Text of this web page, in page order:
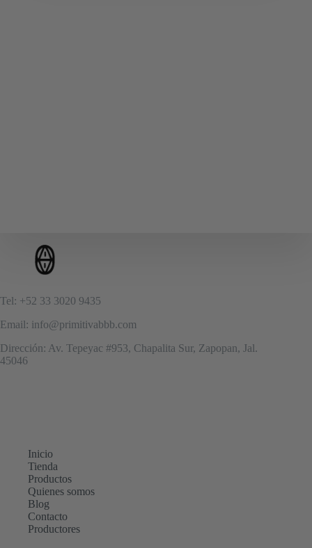
Tel: +52 33 3020 9435
Email: info@primitivabbb.com
Dirección: Av. Tepeyac #953, Chapalita Sur, Zapopan, Jal.
45046
Inicio
Tienda
Productos
Quienes somos
Blog
Contacto
Productores